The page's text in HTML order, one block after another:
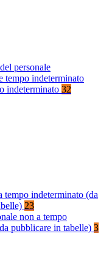
personale
tempo indeterminato
indeterminato 32
tempo indeterminato (da
23
non a tempo
pubblicare in tabelle) 3